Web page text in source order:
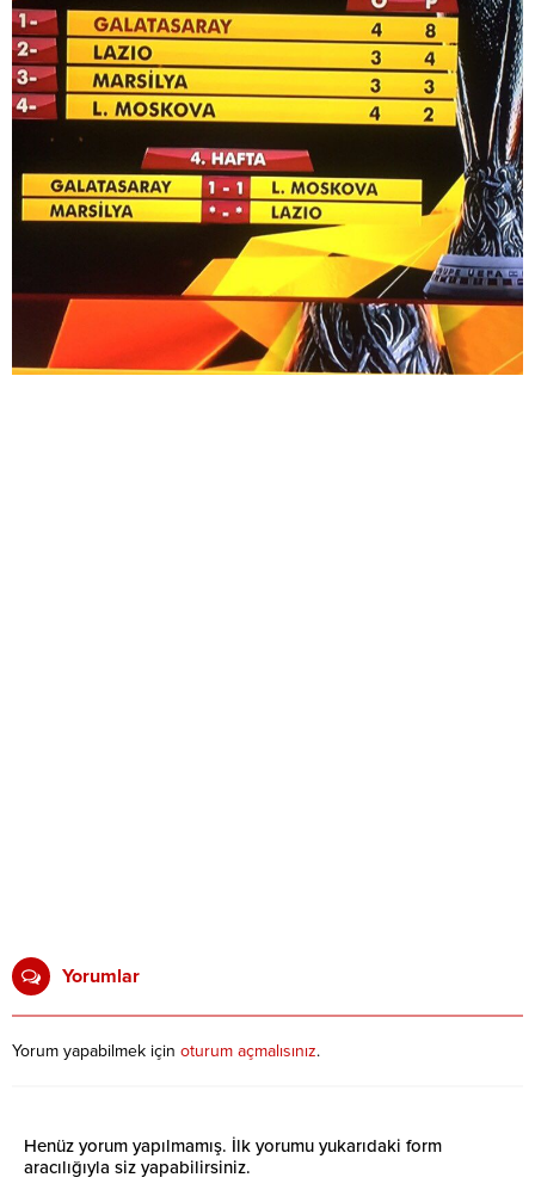
Yorumlar
Yorum yapabilmek için oturum açmalısınız.
Henüz yorum yapılmamış. İlk yorumu yukarıdaki form
aracılığıyla siz yapabilirsiniz.